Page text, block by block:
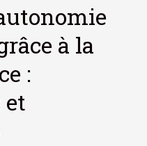
à la
:
et